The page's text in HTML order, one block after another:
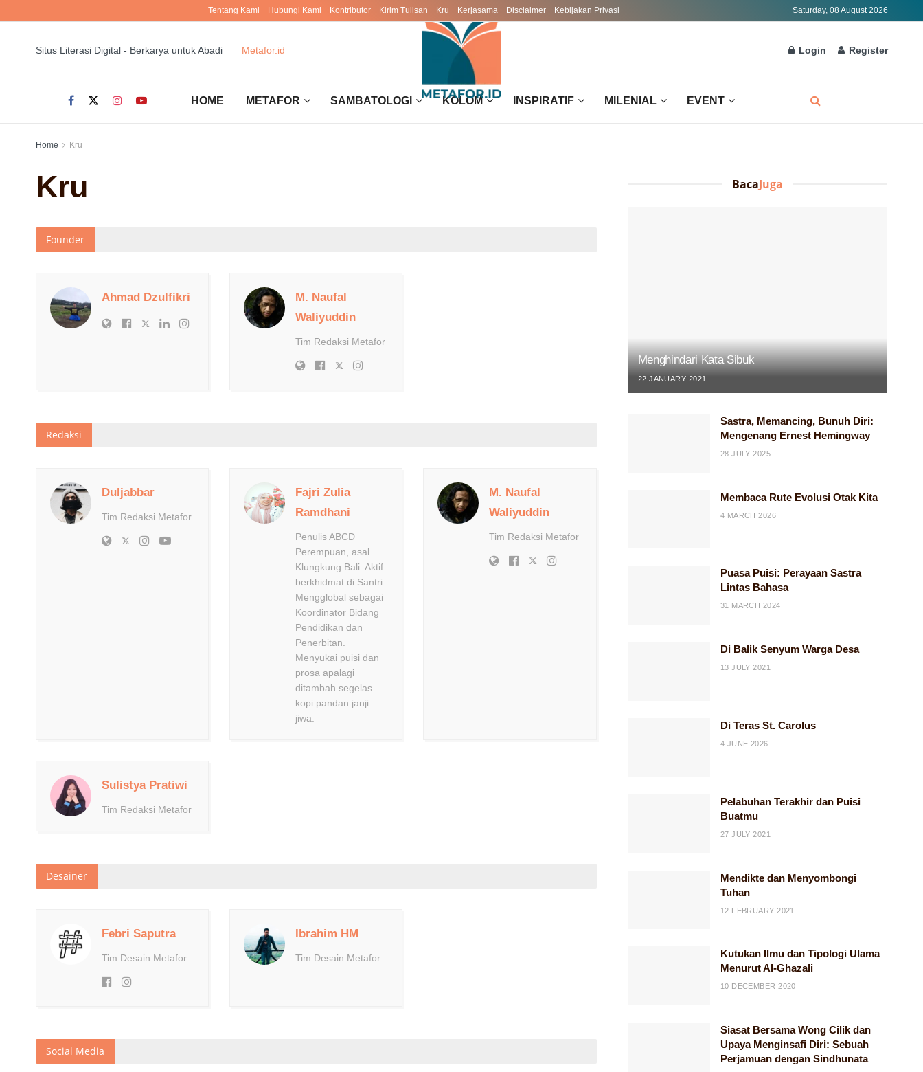
Tentang Kami Hubungi Kami Kontributor Kirim Tulisan Kru Kerjasama Disclaimer Kebijakan Privasi Saturday, 08 August 2026
Situs Literasi Digital - Berkarya untuk Abadi Metafor.id Login Register
HOME METAFOR SAMBATOLOGI KOLOM INSPIRATIF MILENIAL EVENT
Home Kru
Kru
Founder
Ahmad Dzulfikri
M. Naufal
Waliyuddin
Tim Redaksi Metafor
Redaksi
Duljabbar
Tim Redaksi Metafor
Fajri Zulia
Ramdhani
Penulis ABCD
Perempuan, asal
Klungkung Bali. Aktif
berkhidmat di Santri
Mengglobal sebagai
Koordinator Bidang
Pendidikan dan
Penerbitan.
Menyukai puisi dan
prosa apalagi
ditambah segelas
kopi pandan janji
jiwa.
M. Naufal
Waliyuddin
Tim Redaksi Metafor
Sulistya Pratiwi
Tim Redaksi Metafor
Desainer
Febri Saputra
Tim Desain Metafor
Ibrahim HM
Tim Desain Metafor
Social Media
BacaJuga
Menghindari Kata Sibuk
22 JANUARY 2021
Sastra, Memancing, Bunuh Diri:
Mengenang Ernest Hemingway
28 JULY 2025
Membaca Rute Evolusi Otak Kita
4 MARCH 2026
Puasa Puisi: Perayaan Sastra
Lintas Bahasa
31 MARCH 2024
Di Balik Senyum Warga Desa
13 JULY 2021
Di Teras St. Carolus
4 JUNE 2026
Pelabuhan Terakhir dan Puisi
Buatmu
27 JULY 2021
Mendikte dan Menyombongi
Tuhan
12 FEBRUARY 2021
Kutukan Ilmu dan Tipologi Ulama
Menurut Al-Ghazali
10 DECEMBER 2020
Siasat Bersama Wong Cilik dan
Upaya Menginsafi Diri: Sebuah
Perjamuan dengan Sindhunata